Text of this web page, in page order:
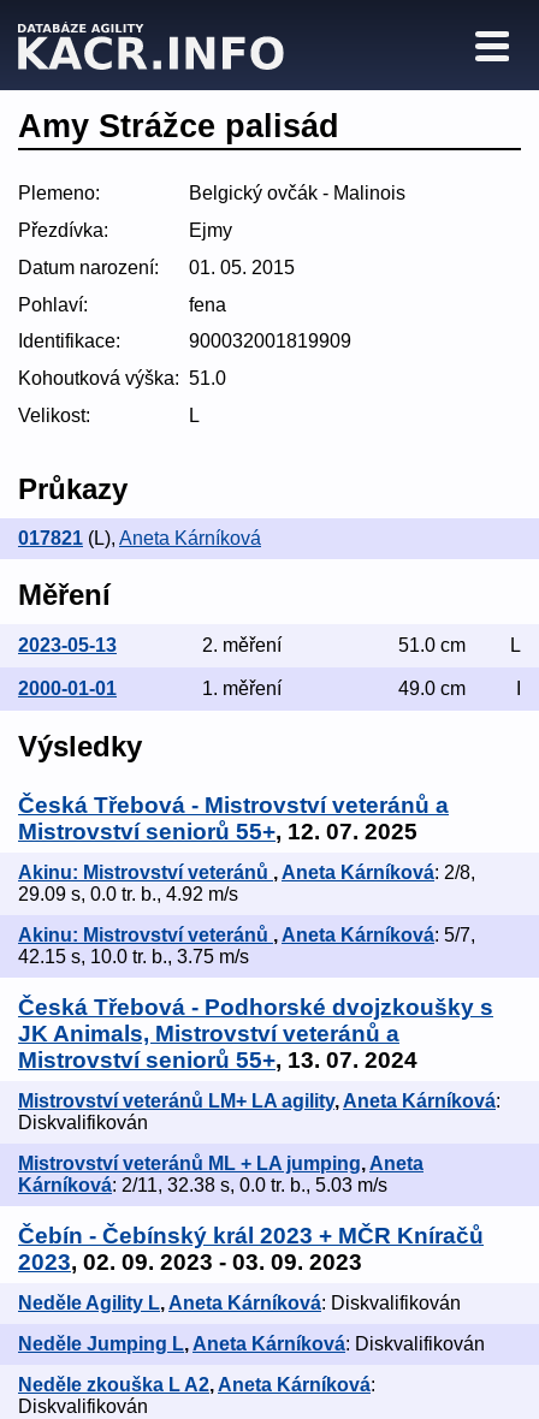
Amy Strážce palisád
Plemeno:
Belgický ovčák - Malinois
Přezdívka:
Ejmy
Datum narození:
01. 05. 2015
Pohlaví:
fena
Identifikace:
900032001819909
Kohoutková výška: 51.0
Velikost:
L
Průkazy
017821 (L), Aneta Kárníková
Měření
2023-05-13 2. měření 51.0 cm L
2000-01-01 1. měření 49.0 cm
Výsledky
Česká Třebová - Mistrovství veteránů a
Mistrovství seniorů 55+, 12. 07. 2025
Akinu: Mistrovství veteránů ,Aneta Kárníková: 2/8,
29.09 s, 0.0 tr. b., 4.92 m/s
Akinu: Mistrovství veteránů , Aneta Kárníková: 5/7,
42.15 s, 10.0 tr. b., 3.75 m/s
Česká Třebová - Podhorské dvojzkoušky s
JK Animals, Mistrovství veteránů a
Mistrovství seniorů 55+, 13. 07. 2024
Mistrovství veteránů LM+ LA agility,Aneta Kárníková:
Diskvalifikován
Mistrovství veteránů ML + LA jumping, Aneta
Kárníková: 2/11, 32.38 s, 0.0 tr. b., 5.03 m/s
Čebín - Čebínský král 2023 + MČR Kníračů
2023, 02. 09. 2023 - 03. 09. 2023
Neděle Agility L,Aneta Kárníková: Diskvalifikován
Neděle Jumping L, Aneta Kárníková: Diskvalifikován
Neděle zkouška L A2,Aneta Kárníková:
Diskvalifikován